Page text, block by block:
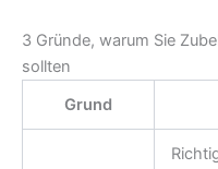
3 Gründe, warum Sie
sollten
Grund